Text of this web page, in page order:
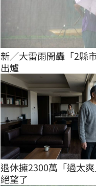
新／大雷雨開轟「2縣
出爐
退休擁2300萬「過太
絕望了